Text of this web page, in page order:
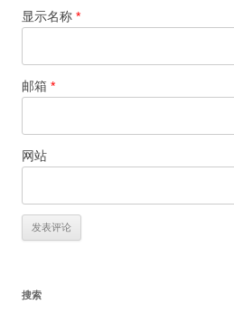
显示名称 *
邮箱 *
网站
搜索